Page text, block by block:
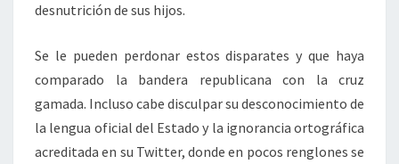
desnutrición de sus hijos.
Se le pueden perdonar estos disparates y que haya
comparado la bandera republicana con la cruz
gamada. Incluso cabe disculpar su desconocimiento de
la lengua oficial del Estado y la ignorancia ortográfica
acreditada en su Twitter, donde en pocos renglones se